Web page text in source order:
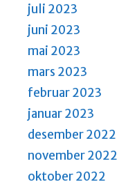
juli 2023
juni 2023
mai 2023
mars 2023
februar 2023
januar 2023
desember 2022
november 2022
oktober 2022